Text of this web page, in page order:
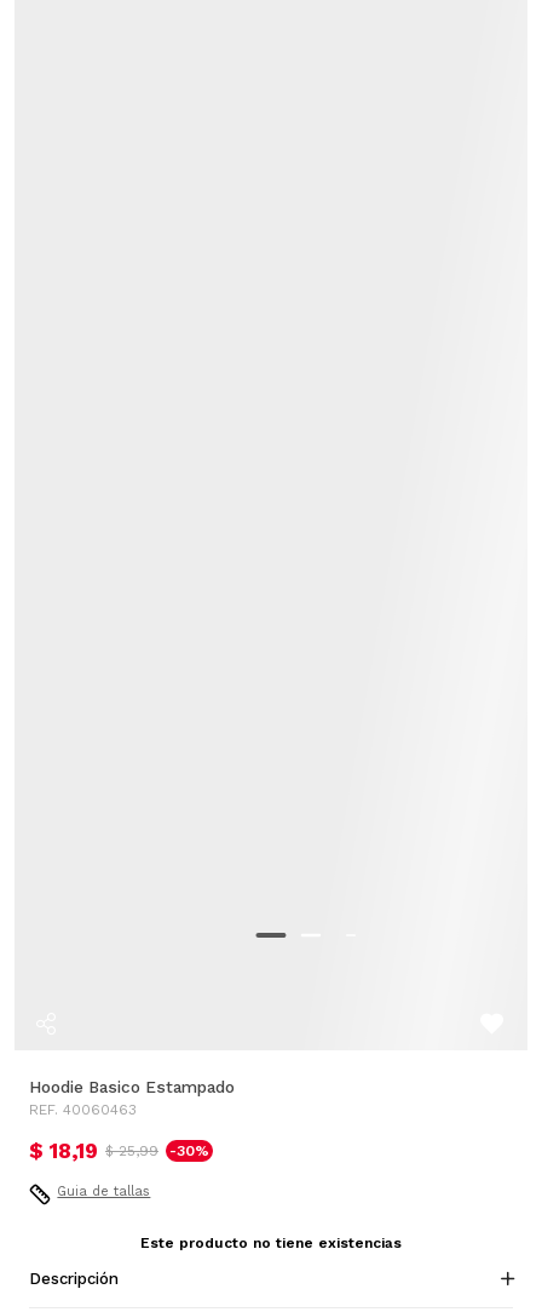
Hoodie Basico Estampado
REF. 40060463
$ 18,19 $ 25,99 -30%
Guia de tallas
Este producto no tiene existencias
Descripción